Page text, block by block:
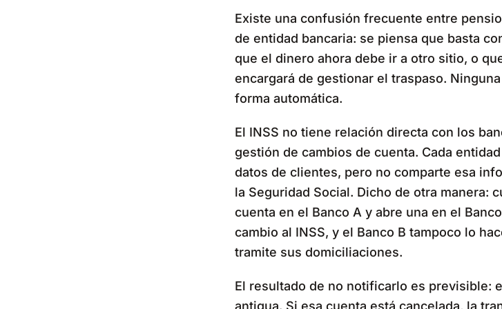
Existe una confusión frecuente entre
de entidad bancaria: se piensa que basta
que el dinero ahora debe ir a otro sitio, o
encargará de gestionar el traspaso.
forma automática.
El INSS no tiene relación directa con los
gestión de cambios de cuenta. Cada
datos de clientes, pero no comparte esa
la Seguridad Social. Dicho de otra manera:
cuenta en el Banco A y abre una en el
cambio al INSS, y el Banco B tampoco lo
tramite sus domiciliaciones.
El resultado de no notificarlo es previsible:
antigua. Si esa cuenta está cancelada, la